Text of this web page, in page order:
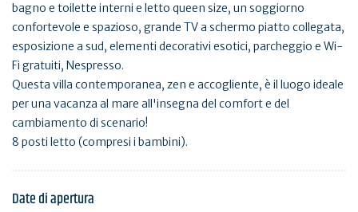
bagno e toilette interni e letto queen size, un soggiorno
confortevole e spazioso, grande TV a schermo piatto collegata,
esposizione a sud, elementi decorativi esotici, parcheggio e Wi-
Fi gratuiti, Nespresso.
Questa villa contemporanea, zen e accogliente, è il luogo ideale
per una vacanza al mare all'insegna del comfort e del
cambiamento di scenario!
8 posti letto (compresi i bambini).
Date di apertura